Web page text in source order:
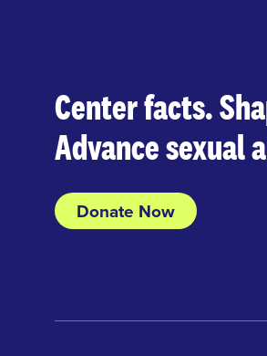
Center facts.
Advance sexual
Donate Now